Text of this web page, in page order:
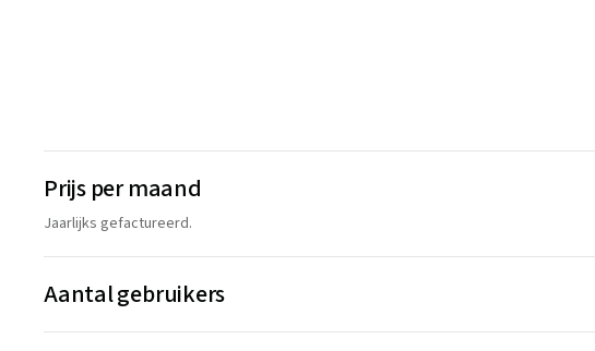
Prijs per maand
Jaarlijks gefactureerd.
Aantal gebruikers